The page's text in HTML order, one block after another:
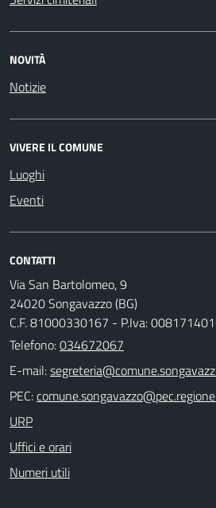
NOVITÀ
Notizie
VIVERE IL COMUNE
Luoghi
Eventi
CONTATTI
Via San Bartolomeo, 9
24020 Songavazzo (BG)
C.F. 81000330167 - P.Iva:
Telefono:034672067
E-mail:
PEC:
URP
Uffici e orari
Numeri utili